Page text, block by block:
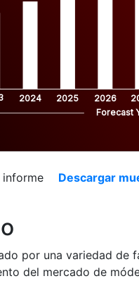
2024 2025 2026
Forecast
informe Descargar
por una variedad de
del mercado de